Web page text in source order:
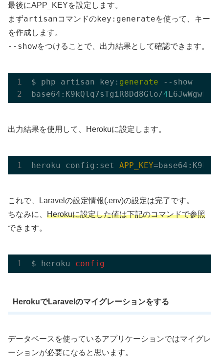
最後にAPP_KEYを設定します。
まずartisanコマンドのkey:generateを使って、キー
を作成します。
--showをつけることで、出力結果として確認できます。
$ php artisan key: generate --show
base64:K9kQlq7sTgiR8Dd8Glo/4
出力結果を使用して、Herokuに設定します。
heroku config: set APP_KEY
これで、Laravelの設定情報(.env)の設定は完了です。
ちなみに、 Herokuに設定した値は下記のコマンドで参照
できます。
$ heroku
HerokuでLaravelのマイグレーションをする
データベースを使っているアプリケーションではマイグレ
ーションが必要になると思います。